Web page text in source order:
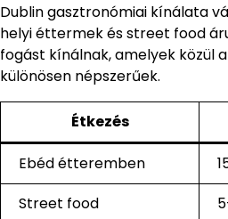
Dublin gasztronómiai kínálata
helyi éttermek és street food
fogást kínálnak, amelyek közül
különösen népszerűek.
Étkezés
Ebéd étteremben
Street food